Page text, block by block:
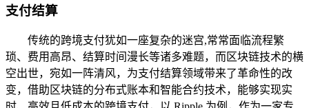
支付结算
传统的跨境支付犹如一座复杂的迷宫,常常面临流程繁
琐、费用高昂、结算时间漫长等诸多难题，而区块链技术的横
空出世，宛如一阵清风，为支付结算领域带来了革命性的改
变，借助区块链的分布式账本和智能合约技术，能够实现实